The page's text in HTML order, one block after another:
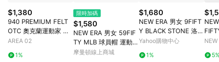
$1,380
940 PREMIUM FELT
OTC 奧克蘭運動家 深
綠
AREA 02
1%
限時加碼
$1,580
NEW ERA 男女 59FIF
TY MLB 球員帽 運動家
深綠 NE70361053
摩曼頓線上商城
$1,680
NEW ERA 男女 9FIFT
Y BLACK STONE 洛杉
磯道奇 黑/石灰 NE605
Yahoo購物中心
1%
深